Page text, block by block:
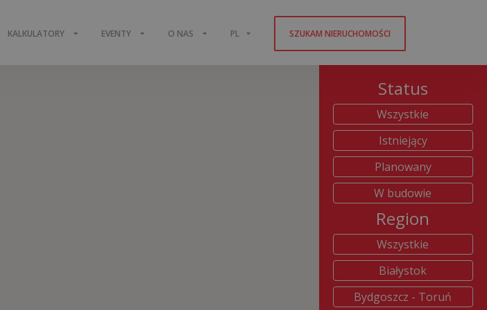
KALKULATORY EVENTY O NAS PL SZUKAM NIERUCHOMOŚCI
Status
Wszystkie
Istniejący
Planowany
W budowie
Region
Wszystkie
Białystok
Bydgoszcz - Toruń